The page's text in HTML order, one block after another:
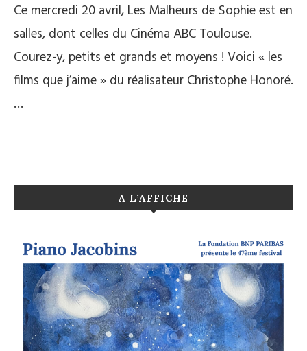
Ce mercredi 20 avril, Les Malheurs de Sophie est en
salles, dont celles du Cinéma ABC Toulouse.
Courez-y, petits et grands et moyens ! Voici « les
films que j’aime » du réalisateur Christophe Honoré.
…
A L’AFFICHE